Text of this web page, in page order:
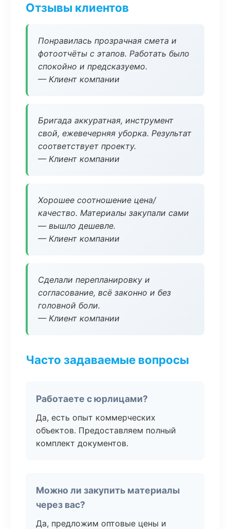
Отзывы клиентов
Понравилась прозрачная смета и
фотоотчёты с этапов. Работать было
спокойно и предсказуемо.
— Клиент компании
Бригада аккуратная, инструмент
свой, ежевечерняя уборка. Результат
соответствует проекту.
— Клиент компании
Хорошее соотношение цена/
качество. Материалы закупали сами
— вышло дешевле.
— Клиент компании
Сделали перепланировку и
согласование, всё законно и без
головной боли.
— Клиент компании
Часто задаваемые вопросы
Работаете с юрлицами?
Да, есть опыт коммерческих
объектов. Предоставляем полный
комплект документов.
Можно ли закупить материалы
через вас?
Да, предложим оптовые цены и